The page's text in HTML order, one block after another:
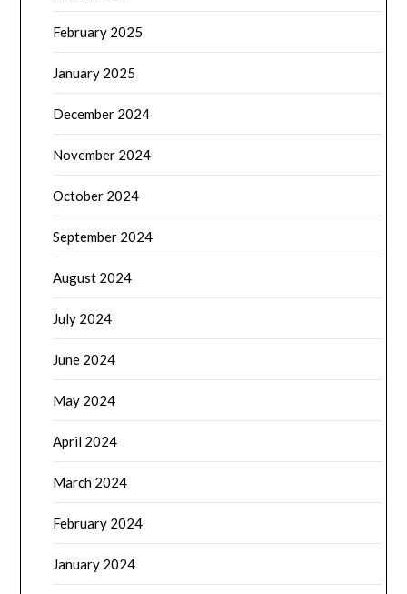
February 2025
January 2025
December 2024
November 2024
October 2024
September 2024
August 2024
July 2024
June 2024
May 2024
April 2024
March 2024
February 2024
January 2024